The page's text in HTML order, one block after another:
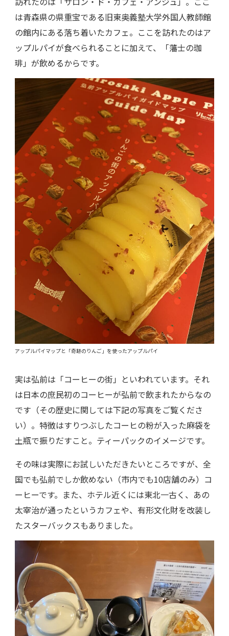
は青森県の県重宝である旧東奥義塾大学外国人教師館
の館内にある落ち着いたカフェ。ここを訪れたのはア
ップルパイが食べられることに加えて、「藩士の珈
琲」が飲めるからです。
アップルパイマップと「奇跡のりんご」を使ったアップルパイ
実は弘前は「コーヒーの街」といわれています。それ
は日本の庶民初のコーヒーが弘前で飲まれたからなの
です（その歴史に関しては下記の写真をご覧くださ
い）。特徴はすりつぶしたコーヒの粉が入った麻袋を
土瓶で振りだすこと。ティーパックのイメージです。
その味は実際にお試しいただきたいところですが、全
国でも弘前でしか飲めない（市内でも10店舗のみ）コ
ーヒーです。また、ホテル近くには東北一古く、あの
太宰治が通ったというカフェや、有形文化財を改装し
たスターバックスもありました。